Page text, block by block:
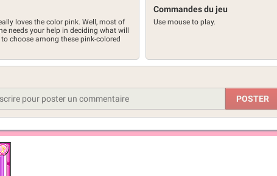
loves the color pink. Well, most of
needs your help in deciding what will
choose among these pink-colored
Commandes du jeu
Use mouse to play.